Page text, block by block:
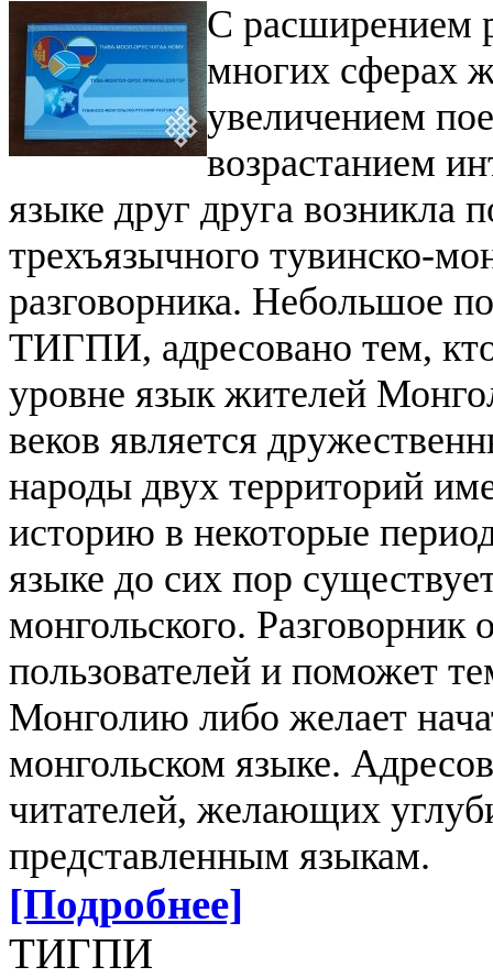
С расширением
многих сферах
увеличением
возрастанием
языке друг друга возникла
трехъязычного тувинско-
разговорника. Небольшое
ТИГПИ, адресовано тем,
уровне язык жителей
веков является
народы двух территорий
историю в некоторые
языке до сих пор
монгольского. Разговорник
пользователей и поможет
Монголию либо желает
монгольском языке.
читателей, желающих
представленным языкам.
[Подробнее]
ТИГПИ